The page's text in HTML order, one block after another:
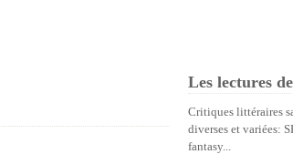
Les lectures
Critiques littéraires
diverses et variées:
fantasy...